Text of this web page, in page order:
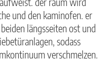
und den kaminofen. er
längsseiten ost und
sodass
verschmelzen.